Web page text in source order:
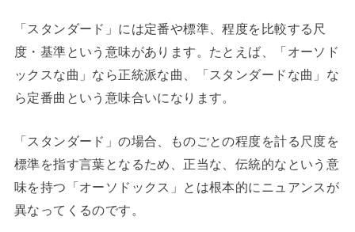
「スタンダード」には定番や標準、程度を比較する尺
度・基準という意味があります。たとえば、「オーソド
ックスな曲」なら正統派な曲、「スタンダードな曲」な
ら定番曲という意味合いになります。
「スタンダード」の場合、ものごとの程度を計る尺度を
標準を指す言葉となるため、正当な、伝統的なという意
味を持つ「オーソドックス」とは根本的にニュアンスが
異なってくるのです。